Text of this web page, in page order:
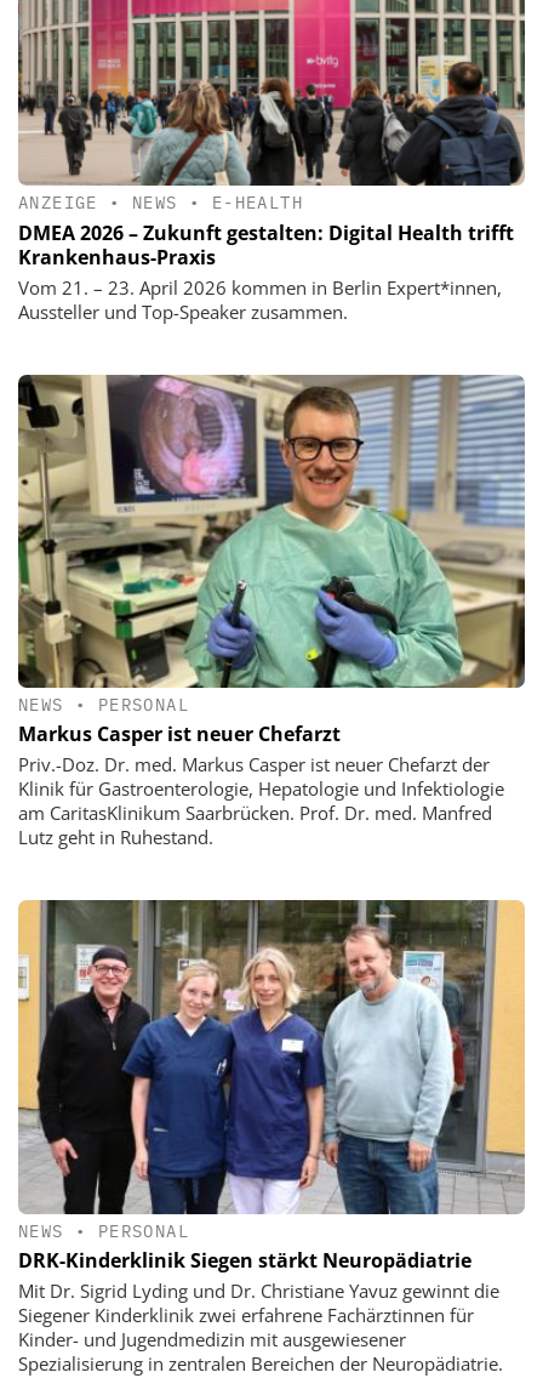
ANZEIGE • NEWS • E-HEALTH
DMEA 2026 – Zukunft gestalten: Digital Health trifft
Krankenhaus-Praxis
Vom 21. – 23. April 2026 kommen in Berlin Expert*innen,
Aussteller und Top-Speaker zusammen.
NEWS • PERSONAL
Markus Casper ist neuer Chefarzt
Priv.-Doz. Dr. med. Markus Casper ist neuer Chefarzt der
Klinik für Gastroenterologie, Hepatologie und Infektiologie
am CaritasKlinikum Saarbrücken. Prof. Dr. med. Manfred
Lutz geht in Ruhestand.
NEWS • PERSONAL
DRK-Kinderklinik Siegen stärkt Neuropädiatrie
Mit Dr. Sigrid Lyding und Dr. Christiane Yavuz gewinnt die
Siegener Kinderklinik zwei erfahrene Fachärztinnen für
Kinder- und Jugendmedizin mit ausgewiesener
Spezialisierung in zentralen Bereichen der Neuropädiatrie.